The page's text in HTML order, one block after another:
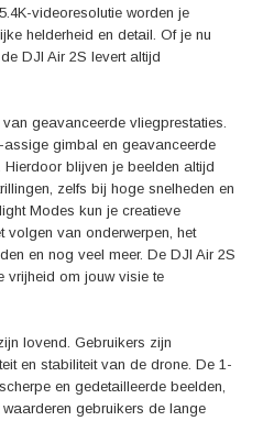
videoresolutie worden je
helderheid en detail. Of je nu
DJI Air 2S levert altijd
geavanceerde vliegprestaties.
assige gimbal en geavanceerde
blijven je beelden altijd
zelfs bij hoge snelheden en
Modes kun je creatieve
volgen van onderwerpen, het
en nog veel meer. De DJI Air 2S
vrijheid om jouw visie te
lovend. Gebruikers zijn
en stabiliteit van de drone. De 1-
en gedetailleerde beelden,
gebruikers de lange